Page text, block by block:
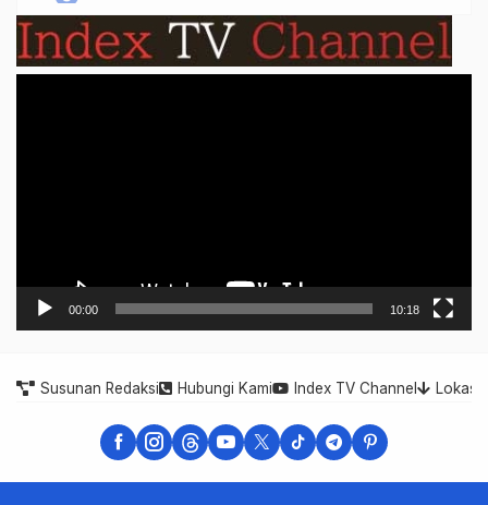
00:00 10:18
Susunan Redaksi Hubungi Kami Index TV Channel Lokasi